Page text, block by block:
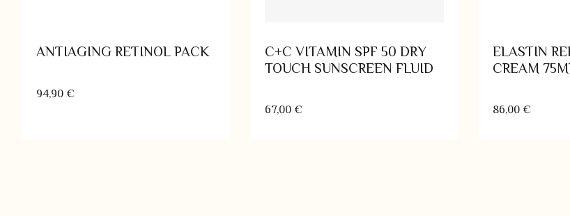
ANTIAGING RETINOL PACK
94,90 €
C+C VITAMIN SPF 50 DRY
TOUCH SUNSCREEN FLUID
67,00 €
ELASTIN
CREAM
86,00 €